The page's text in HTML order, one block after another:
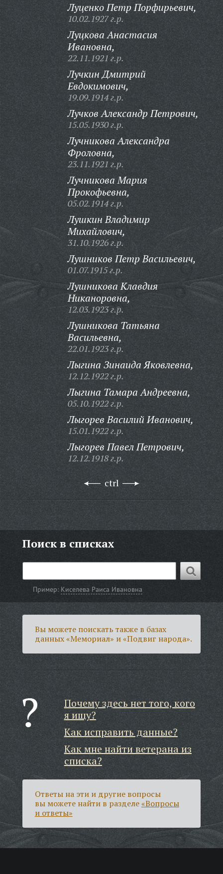
Луценко Петр Порфирьевич,
10.02.1927 г.р.
Луцкова Анастасия
Ивановна,
22.11.1921 г.р.
Лучкин Дмитрий
Евдокимович,
19.09.1914 г.р.
Лучков Александр Петрович,
15.05.1930 г.р.
Лучникова Александра
Фроловна,
23.11.1921 г.р.
Лучникова Мария
Прокофьевна,
05.02.1914 г.р.
Лушкин Владимир
Михайлович,
31.10.1926 г.р.
Лушников Петр Васильевич,
01.07.1915 г.р.
Лушникова Клавдия
Никаноровна,
12.03.1923 г.р.
Лушникова Татьяна
Васильевна,
22.01.1923 г.р.
Лыгина Зинаида Яковлевна,
12.12.1922 г.р.
Лыгина Тамара Андреевна,
05.10.1922 г.р.
Лыгорев Василий Иванович,
15.01.1922 г.р.
Лыгорев Павел Петрович,
12.12.1918 г.р.
ctrl
Поиск в списках
Пример: Киселева Раиса Ивановна
Вы можете поискать также в базах
данных «Мемориал» и «Подвиг народа».
Почему здесь нет того, кого
я ищу?
Как исправить данные?
Как мне найти ветерана из
списка?
Ответы на эти и другие вопросы
вы можете найти в разделе«Вопросы
и ответы»